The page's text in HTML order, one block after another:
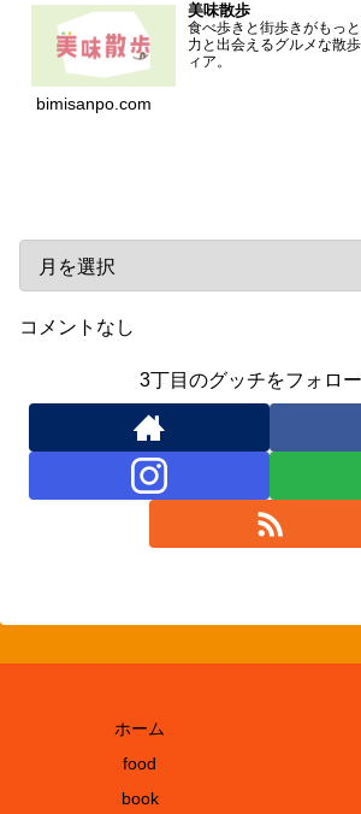
美味散歩
食べ歩きと街歩きがもっ
力と出会えるグルメな散
ィア。
bimisanpo.com
コメントなし
3丁目のグッチをフォロ
ホーム
food
book